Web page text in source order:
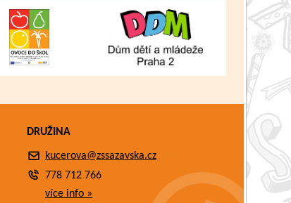
DRUŽINA
kucerova@zssazavska.cz
778 712 766
více info »